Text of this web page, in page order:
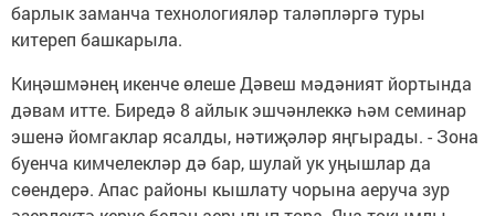
барлык заманча технологияләр таләпләргә туры
китереп башкарыла.
Киңәшмәнең икенче өлеше Дәвеш мәдәният йортында
дәвам итте. Биредә 8 айлык эшчәнлеккә һәм семинар
эшенә йомгаклар ясалды, нәтиҗәләр яңгырады. - Зона
буенча кимчелекләр дә бар, шулай ук уңышлар да
сөендерә. Апас районы кышлату чорына аеруча зур